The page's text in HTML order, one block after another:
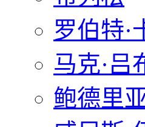
罗伯特·
马克·吕
鲍德里